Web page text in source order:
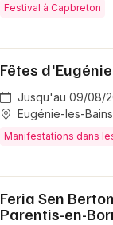
Festival à Capbreton
Fêtes
Jusqu'au 09/08/
Eugénie-les-Bains
Manifestations dans
Feria Sen
Parentis-en-